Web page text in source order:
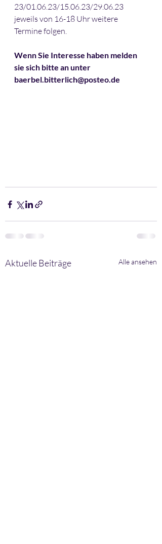
23/01.06.23/15.06.23/29.06.23
jeweils von 16-18 Uhr weitere
Termine folgen.
Wenn Sie Interesse haben melden
sie sich bitte an unter
baerbel.bitterlich@posteo.de
Aktuelle Beiträge Alle ansehen